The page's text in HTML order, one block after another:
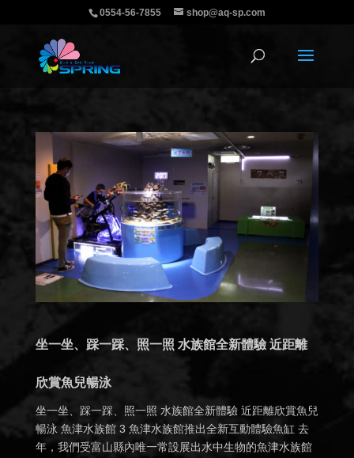
0554-56-7855 shop@aq-sp.com
坐一坐、踩一踩、照一照 水族館全新體驗 近距離
欣賞魚兒暢泳
坐一坐、踩一踩、照一照 水族館全新體驗 近距離欣賞魚兒
暢泳 魚津水族館 3 魚津水族館推出全新互動體驗魚缸 去
年，我們受富山縣內唯一常設展出水中生物的魚津水族館